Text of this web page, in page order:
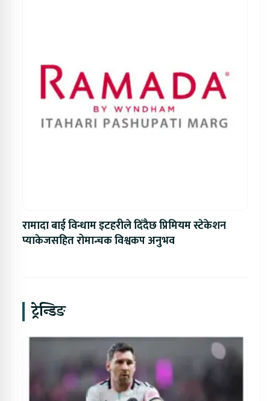
रामादा बाई विन्धाम इटहरीले दिँदैछ प्रिमियम स्टेकेशन
प्याकेजसहित रोमान्चक विश्वकप अनुभव
ट्रेन्डिङ